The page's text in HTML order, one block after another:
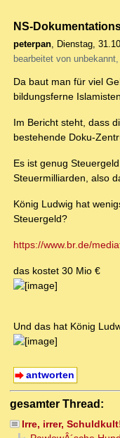
NS-
peterpan, Dienstag,
bearbeitet von
Da baut man für viel
bildungsferne
Im Bericht steht, dass
bestehende Doku-
Es ist genug
Steuermilliarden, also
König Ludwig hat
Steuergeld?
https://www.br.de/
das kostet 30 Mio €
Und das hat König
antworten
gesamter Thread:
Irre, irrer,